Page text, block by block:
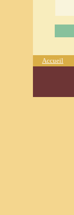
Accueil